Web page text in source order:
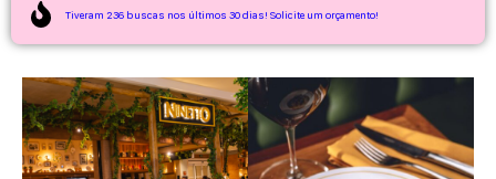
Tiveram 236 buscas nos últimos 30 dias! Solicite um orçamento!